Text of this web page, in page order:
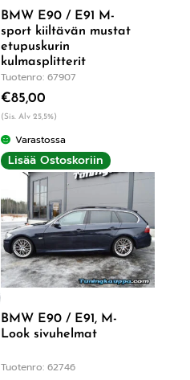
BMW E90 / E91 M-
sport kiiltävän mustat
etupuskurin
kulmasplitterit
Tuotenro: 67907
€85,00
(Sis. Alv 25,5%)
Varastossa
Lisää Ostoskoriin
BMW E90 / E91, M-
Look sivuhelmat
Tuotenro: 62746